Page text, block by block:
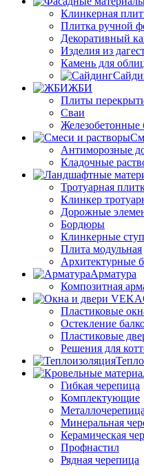
Клинкерная
Плитка ручной
Декоративный
Изделия из
Камень для
ЖБИ
Плиты
Сваи
Железобетонные
Антиморозные
Кладочные
Тротуарная
Клинкер
Дорожные
Бордюры
Клинкерные
Плита модульная
Архитектурные
Арматура
Композитная
Пластиковые
Остекление
Пластиковые
Решения для
Гибкая черепица
Комплектующие
Металлочерепица
Минеральная
Керамическая
Профнастил
Рядная черепица